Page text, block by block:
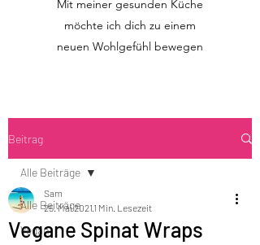
Mit meiner gesunden Küche
möchte ich dich zu einem
neuen Wohlgefühl bewegen
Beitrag
Alle Beiträge
Vegan
Alle Beiträge
Vegane Spinat Wraps
Sam
25. Mai 2021 1 Min. Lesezeit